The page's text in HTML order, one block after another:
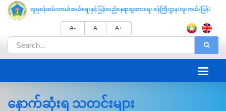
A- A A+
နောက်ဆုံးရ သတင်းများ